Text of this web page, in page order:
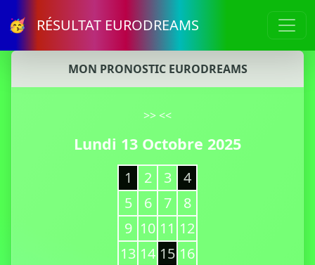
🥳 RÉSULTAT EURODREAMS
MON PRONOSTIC EURODREAMS
>> <<
Lundi 13 Octobre 2025
1 2 3
4
5
6 7
8
9 10 11 12
13 14 15 16